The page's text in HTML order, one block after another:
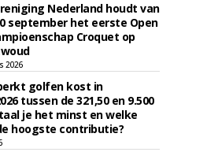
Nederland houdt van
september het eerste Open
Croquet op
2026
golfen kost in
tussen de 321,50 en 9.500
je het minst en welke
hoogste contributie?